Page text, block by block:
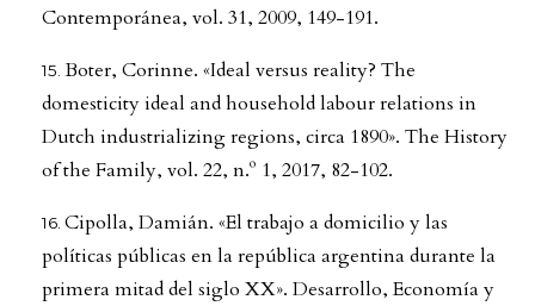
Contemporánea, vol. 31, 2009, 149-191.
Boter, Corinne. «Ideal versus reality? The
domesticity ideal and household labour relations in
Dutch industrializing regions, circa 1890». The History
of the Family, vol. 22, n.º 1, 2017, 82-102.
Cipolla, Damián. «El trabajo a domicilio y las
políticas públicas en la república argentina durante la
primera mitad del siglo XX». Desarrollo, Economía y